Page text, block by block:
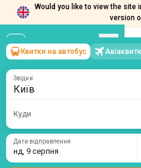
Would you like to view the site
version
Київ→
нд, 9 серпня/1 пасажир
Квитки на автобус
Звідки
Куди
Дата відправлення
нд, 9 серпня